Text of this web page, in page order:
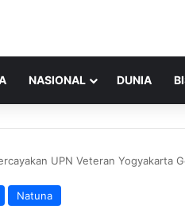
NASIONAL DUNIA
UPN Veteran Yogyakarta
Natuna